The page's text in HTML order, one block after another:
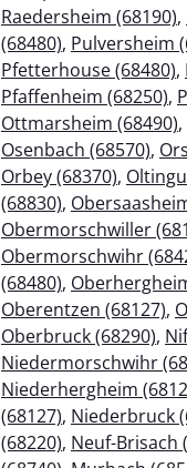
Raedersheim (68190),
(68480), Pulversheim
Pfetterhouse (68480),
Pfaffenheim (68250),
Ottmarsheim (68490),
Osenbach (68570),
Orbey (68370),
(68830),
Obermorschwiller
Obermorschwihr
(68480),
Oberentzen (68127),
Oberbruck (68290),
Niedermorschwihr
Niederhergheim
(68127), Niederbruck
(68220), Neuf-Brisach